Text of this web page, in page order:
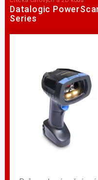
Datalogic
Series